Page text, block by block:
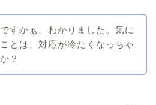
すかぁ。わかりました。気に
とは、対応が冷たくなっちゃ
？